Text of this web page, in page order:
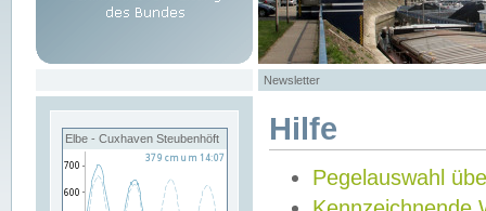
Newsletter
Elbe - Cuxhaven Steubenhöft Hilfe
Pegelauswahl